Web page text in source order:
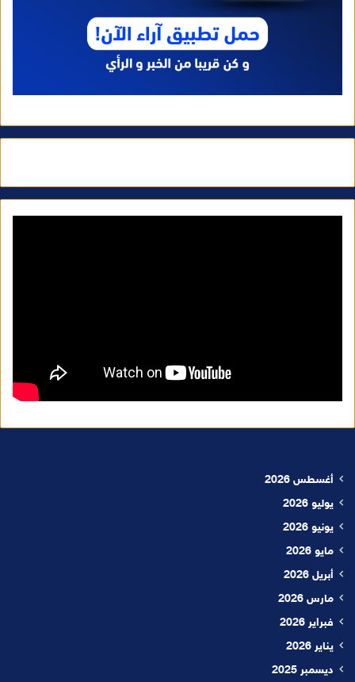
أغسطس 2026
يوليو 2026
يونيو 2026
مايو 2026
أبريل 2026
مارس 2026
فبراير 2026
يناير 2026
ديسمبر 2025